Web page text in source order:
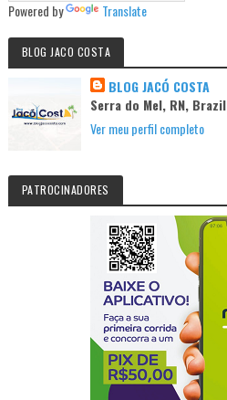
Powered by Translate
BLOG JACO COSTA
BLOG JACÓ COSTA
Serra do Mel, RN, Brazil
Ver meu perfil completo
PATROCINADORES